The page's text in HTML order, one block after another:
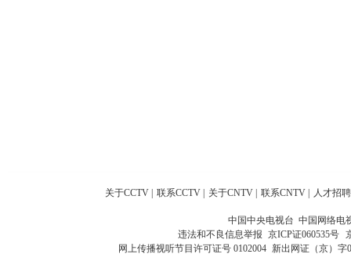
关于CCTV 联系CCTV 关于CNTV 联系CNTV 人才招聘
中国中央电视台 中国网络电
违法和不良信息举报 京ICP证060535号
网上传播视听节目许可证号 0102004 新出网证（京）